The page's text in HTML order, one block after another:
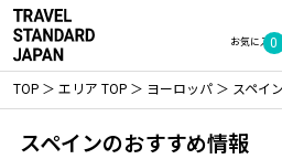
お気に入り
0
TOP エリア TOP ヨーロッパ スペイン
スペインのおすすめ情報